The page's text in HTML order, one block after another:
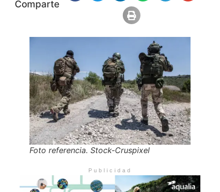
Comparte
Foto referencia. Stock-Cruspixel
Publicidad